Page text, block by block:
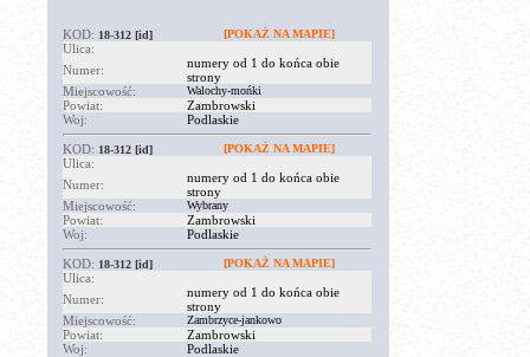
KOD: 18-312 [id] [POKAŻ NA MAPIE]
Ulica:
Numer:
numery od 1 do końca obie
strony
Miejscowość:
Walochy-mońki
Powiat:
Zambrowski
Woj:
Podlaskie
KOD: 18-312 [id] [POKAŻ NA MAPIE]
Ulica:
Numer:
numery od 1 do końca obie
strony
Miejscowość:
Wybrany
Powiat:
Zambrowski
Woj:
Podlaskie
KOD: 18-312 [id] [POKAŻ NA MAPIE]
Ulica:
Numer:
numery od 1 do końca obie
strony
Miejscowość:
Zambrzyce-jankowo
Powiat:
Zambrowski
Woj:
Podlaskie